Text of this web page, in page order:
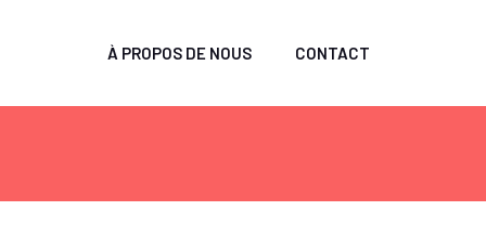
À PROPOS DE NOUS CONTACT